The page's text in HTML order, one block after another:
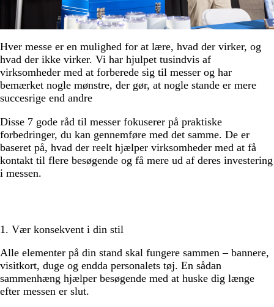
Hver messe er en mulighed for at lære, hvad der virker, og
hvad der ikke virker. Vi har hjulpet tusindvis af
virksomheder med at forberede sig til messer og har
bemærket nogle mønstre, der gør, at nogle stande er mere
succesrige end andre
Disse 7 gode råd til messer fokuserer på praktiske
forbedringer, du kan gennemføre med det samme. De er
baseret på, hvad der reelt hjælper virksomheder med at få
kontakt til flere besøgende og få mere ud af deres investering
i messen.
1. Vær konsekvent i din stil
Alle elementer på din stand skal fungere sammen – bannere,
visitkort, duge og endda personalets tøj. En sådan
sammenhæng hjælper besøgende med at huske dig længe
efter messen er slut.